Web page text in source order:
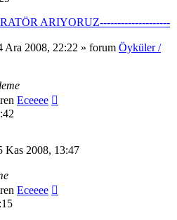
ARIYORUZ--------------------
Ara 2008, 22:22 » forum Öyküler /
Eceeee
Kas 2008, 13:47
Eceeee